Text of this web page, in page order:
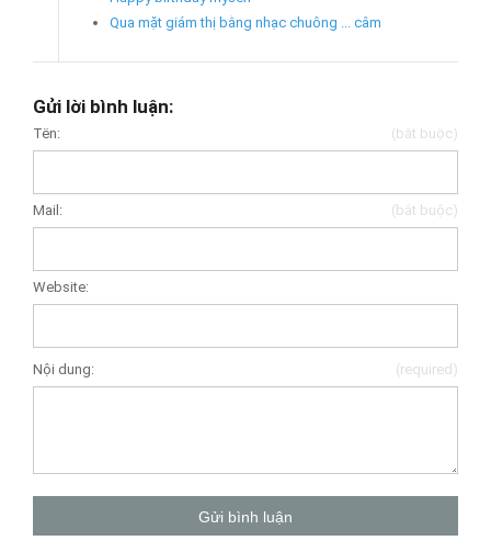
Qua mặt giám thị bằng nhạc chuông ... câm
Gửi lời bình luận:
Tên: (bắt buộc)
Mail: (bắt buộc)
Website:
Nội dung: (required)